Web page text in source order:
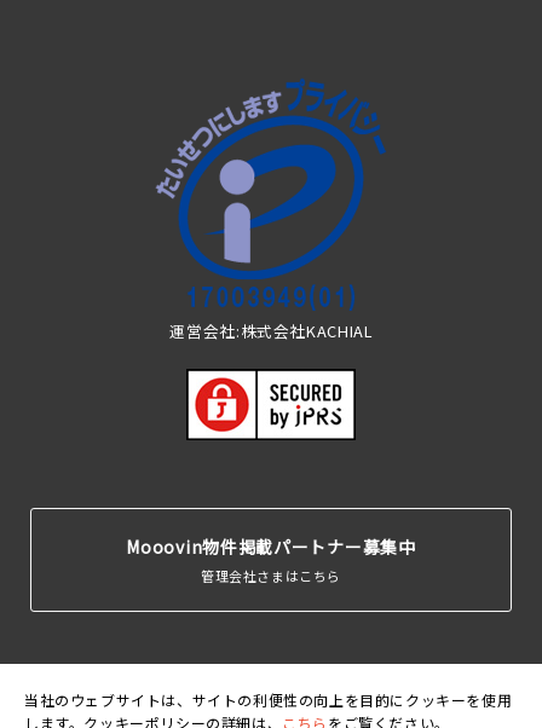
当社のウェブサイトは、サイトの利便性の向上を目的にクッキーを使用
します。クッキーポリシーの詳細は、
こちら をご覧ください。
運営会社:株式会社KACHIAL
Mooovin物件掲載パートナー募集中
管理会社さまはこちら